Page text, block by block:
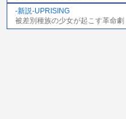
-新説-UPRISING
被差別種族の少女が起こす革命